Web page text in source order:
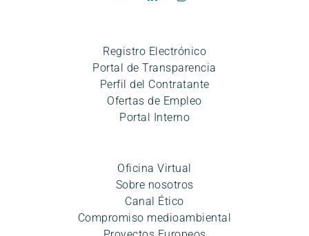
Registro Electrónico
Portal de Transparencia
Perfil del Contratante
Ofertas de Empleo
Portal Interno
Oficina Virtual
Sobre nosotros
Canal Ético
Compromiso medioambiental